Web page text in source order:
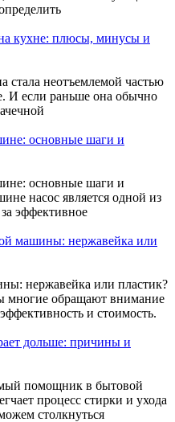
кухне: плюсы, минусы и
стала неотъемлемой частью
И если раньше она обычно
основные шаги и
основные шаги и
насос является одной из
эффективное
машины: нержавейка или
нержавейка или пластик?
многие обращают внимание
и стоимость.
дольше: причины и
помощник в бытовой
процесс стирки и ухода
столкнуться